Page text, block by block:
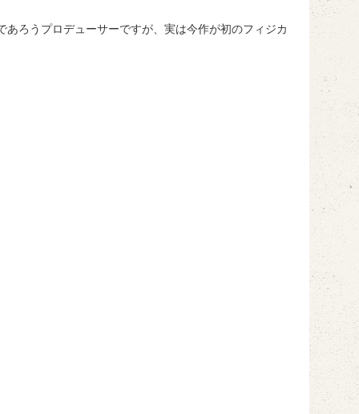
ろうプロデューサーですが、実は今作が初のフィジカ